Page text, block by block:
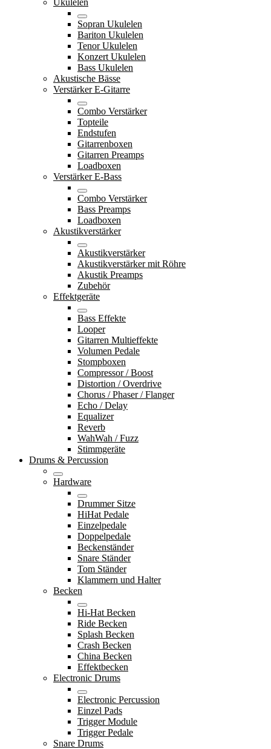
Ukulelen
Sopran Ukulelen
Bariton Ukulelen
Tenor Ukulelen
Konzert Ukulelen
Bass Ukulelen
Akustische Bässe
Verstärker E-Gitarre
Combo Verstärker
Topteile
Endstufen
Gitarrenboxen
Gitarren Preamps
Loadboxen
Verstärker E-Bass
Combo Verstärker
Bass Preamps
Loadboxen
Akustikverstärker
Akustikverstärker
Akustikverstärker mit Röhre
Akustik Preamps
Zubehör
Effektgeräte
Bass Effekte
Looper
Gitarren Multieffekte
Volumen Pedale
Stompboxen
Compressor / Boost
Distortion / Overdrive
Chorus / Phaser / Flanger
Echo / Delay
Equalizer
Reverb
WahWah / Fuzz
Stimmgeräte
Drums & Percussion
Hardware
Drummer Sitze
HiHat Pedale
Einzelpedale
Doppelpedale
Beckenständer
Snare Ständer
Tom Ständer
Klammern und Halter
Becken
Hi-Hat Becken
Ride Becken
Splash Becken
Crash Becken
China Becken
Effektbecken
Electronic Drums
Electronic Percussion
Einzel Pads
Trigger Module
Trigger Pedale
Snare Drums